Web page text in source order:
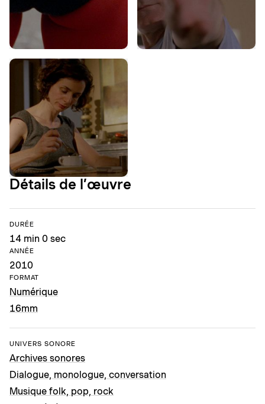
Détails de l’œuvre
DURÉE
14 min 0 sec
ANNÉE
2010
FORMAT
Numérique
16mm
UNIVERS SONORE
Archives sonores
Dialogue, monologue, conversation
Musique folk, pop, rock